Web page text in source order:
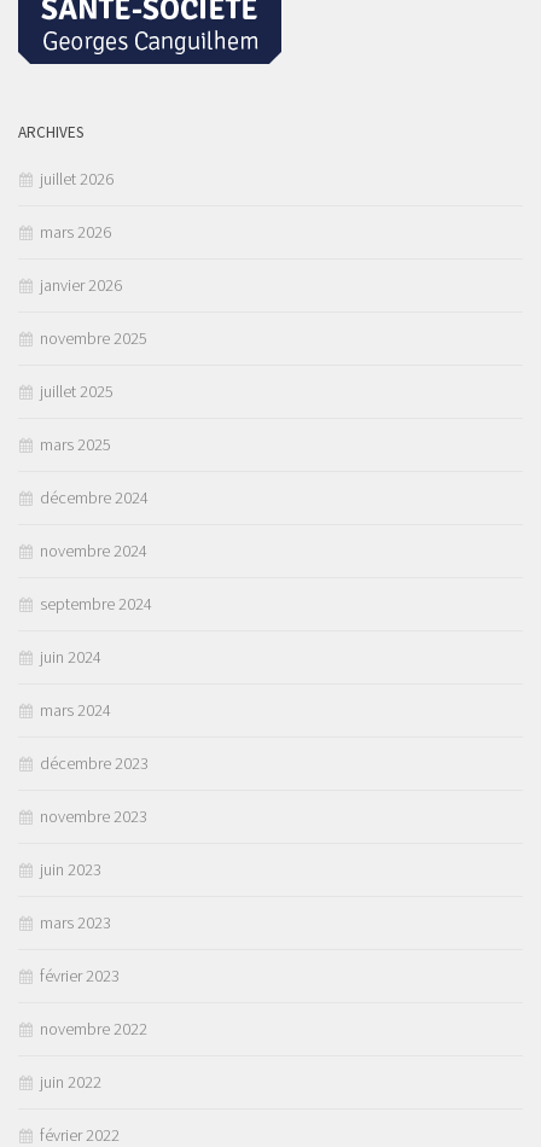
ARCHIVES
juillet 2026
mars 2026
janvier 2026
novembre 2025
juillet 2025
mars 2025
décembre 2024
novembre 2024
septembre 2024
juin 2024
mars 2024
décembre 2023
novembre 2023
juin 2023
mars 2023
février 2023
novembre 2022
juin 2022
février 2022